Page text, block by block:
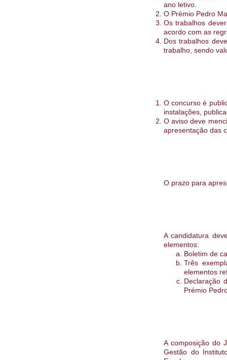
ano letivo.
O Prémio Pedro
Os trabalhos
acordo com as
Dos trabalhos
trabalho, sendo
O concurso é
instalações,
O aviso deve
apresentação das
O prazo para
A candidatura
elementos:
Boletim de
Três
elementos
Declaração
Prémio
A composição do
Gestão do